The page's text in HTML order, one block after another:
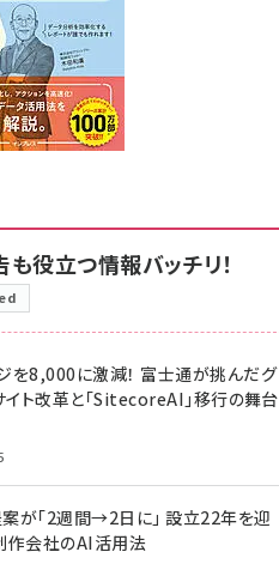
7月31日 10:00
役立つ情報バッチリ！
を8,000に激減！ 富士通が挑んだグ
イト改革と「SitecoreAI」移行の舞台
案が「2週間→2日に」 設立22年を迎
作会社のAI活用法